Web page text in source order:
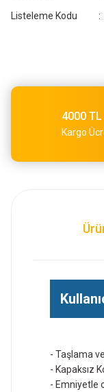
Listeleme Kodu
4000
Kargo
- Taşlama
- Kapaksız
- Emniyetle